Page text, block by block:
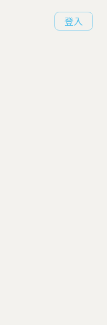
登入